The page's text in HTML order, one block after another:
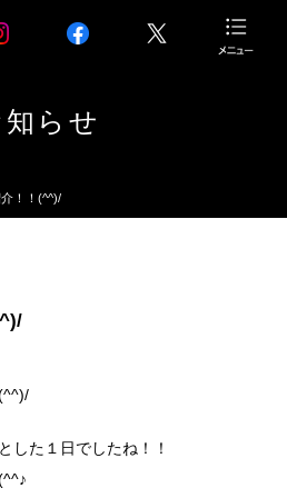
知らせ
！！(^^)/
した１日でしたね！！